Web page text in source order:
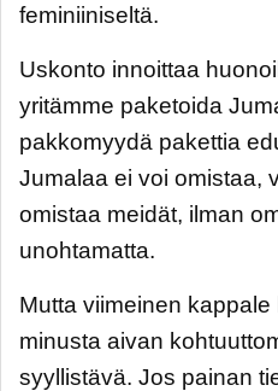
feminiiniseltä.
Uskonto innoittaa
yritämme paketoida
pakkomyydä pakettia
Jumalaa ei voi omistaa,
omistaa meidät, ilman
unohtamatta.
Mutta viimeinen
minusta aivan
syyllistävä. Jos painan